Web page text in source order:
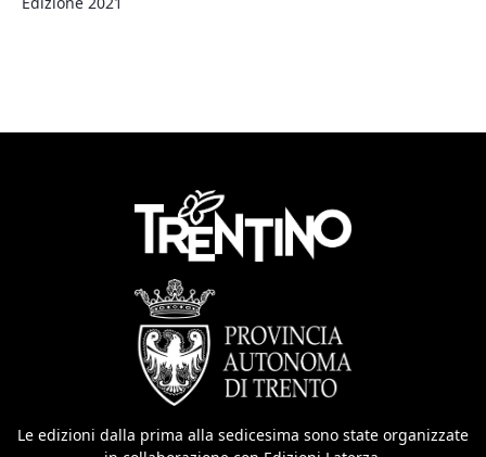
Le edizioni dalla prima alla sedicesima sono state organizzate